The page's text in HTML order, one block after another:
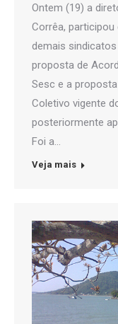
Ontem (19) a
Corrêa,
demais
proposta de
Sesc e a
Coletivo vigente
posteriormente
Foi a…
Veja mais